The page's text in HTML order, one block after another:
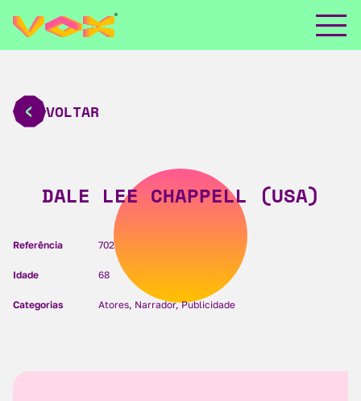
VOLTAR
DALE LEE CHAPPELL (USA)
Referência 702
Idade 68
Categorias Atores, Narrador, Publicidade